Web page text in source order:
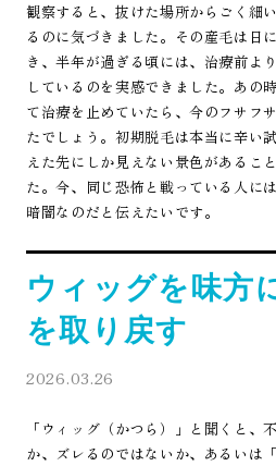
観察すると、抜けた場所からごく細
るのに気づきました。その産毛は日
き、半年が過ぎる頃には、治療前よ
しているのを実感できました。あの
て治療を止めていたら、今のフサフ
たでしょう。初期脱毛は本当に辛い
えた先にしか見えない景色があるこ
た。今、同じ恐怖と戦っている人に
暗闇なのだと伝えたいです。
ウィッグを味方
を取り戻す
2026.03.26
「ウィッグ（かつら）」と聞くと、
か、ズレるのではないか、あるいは